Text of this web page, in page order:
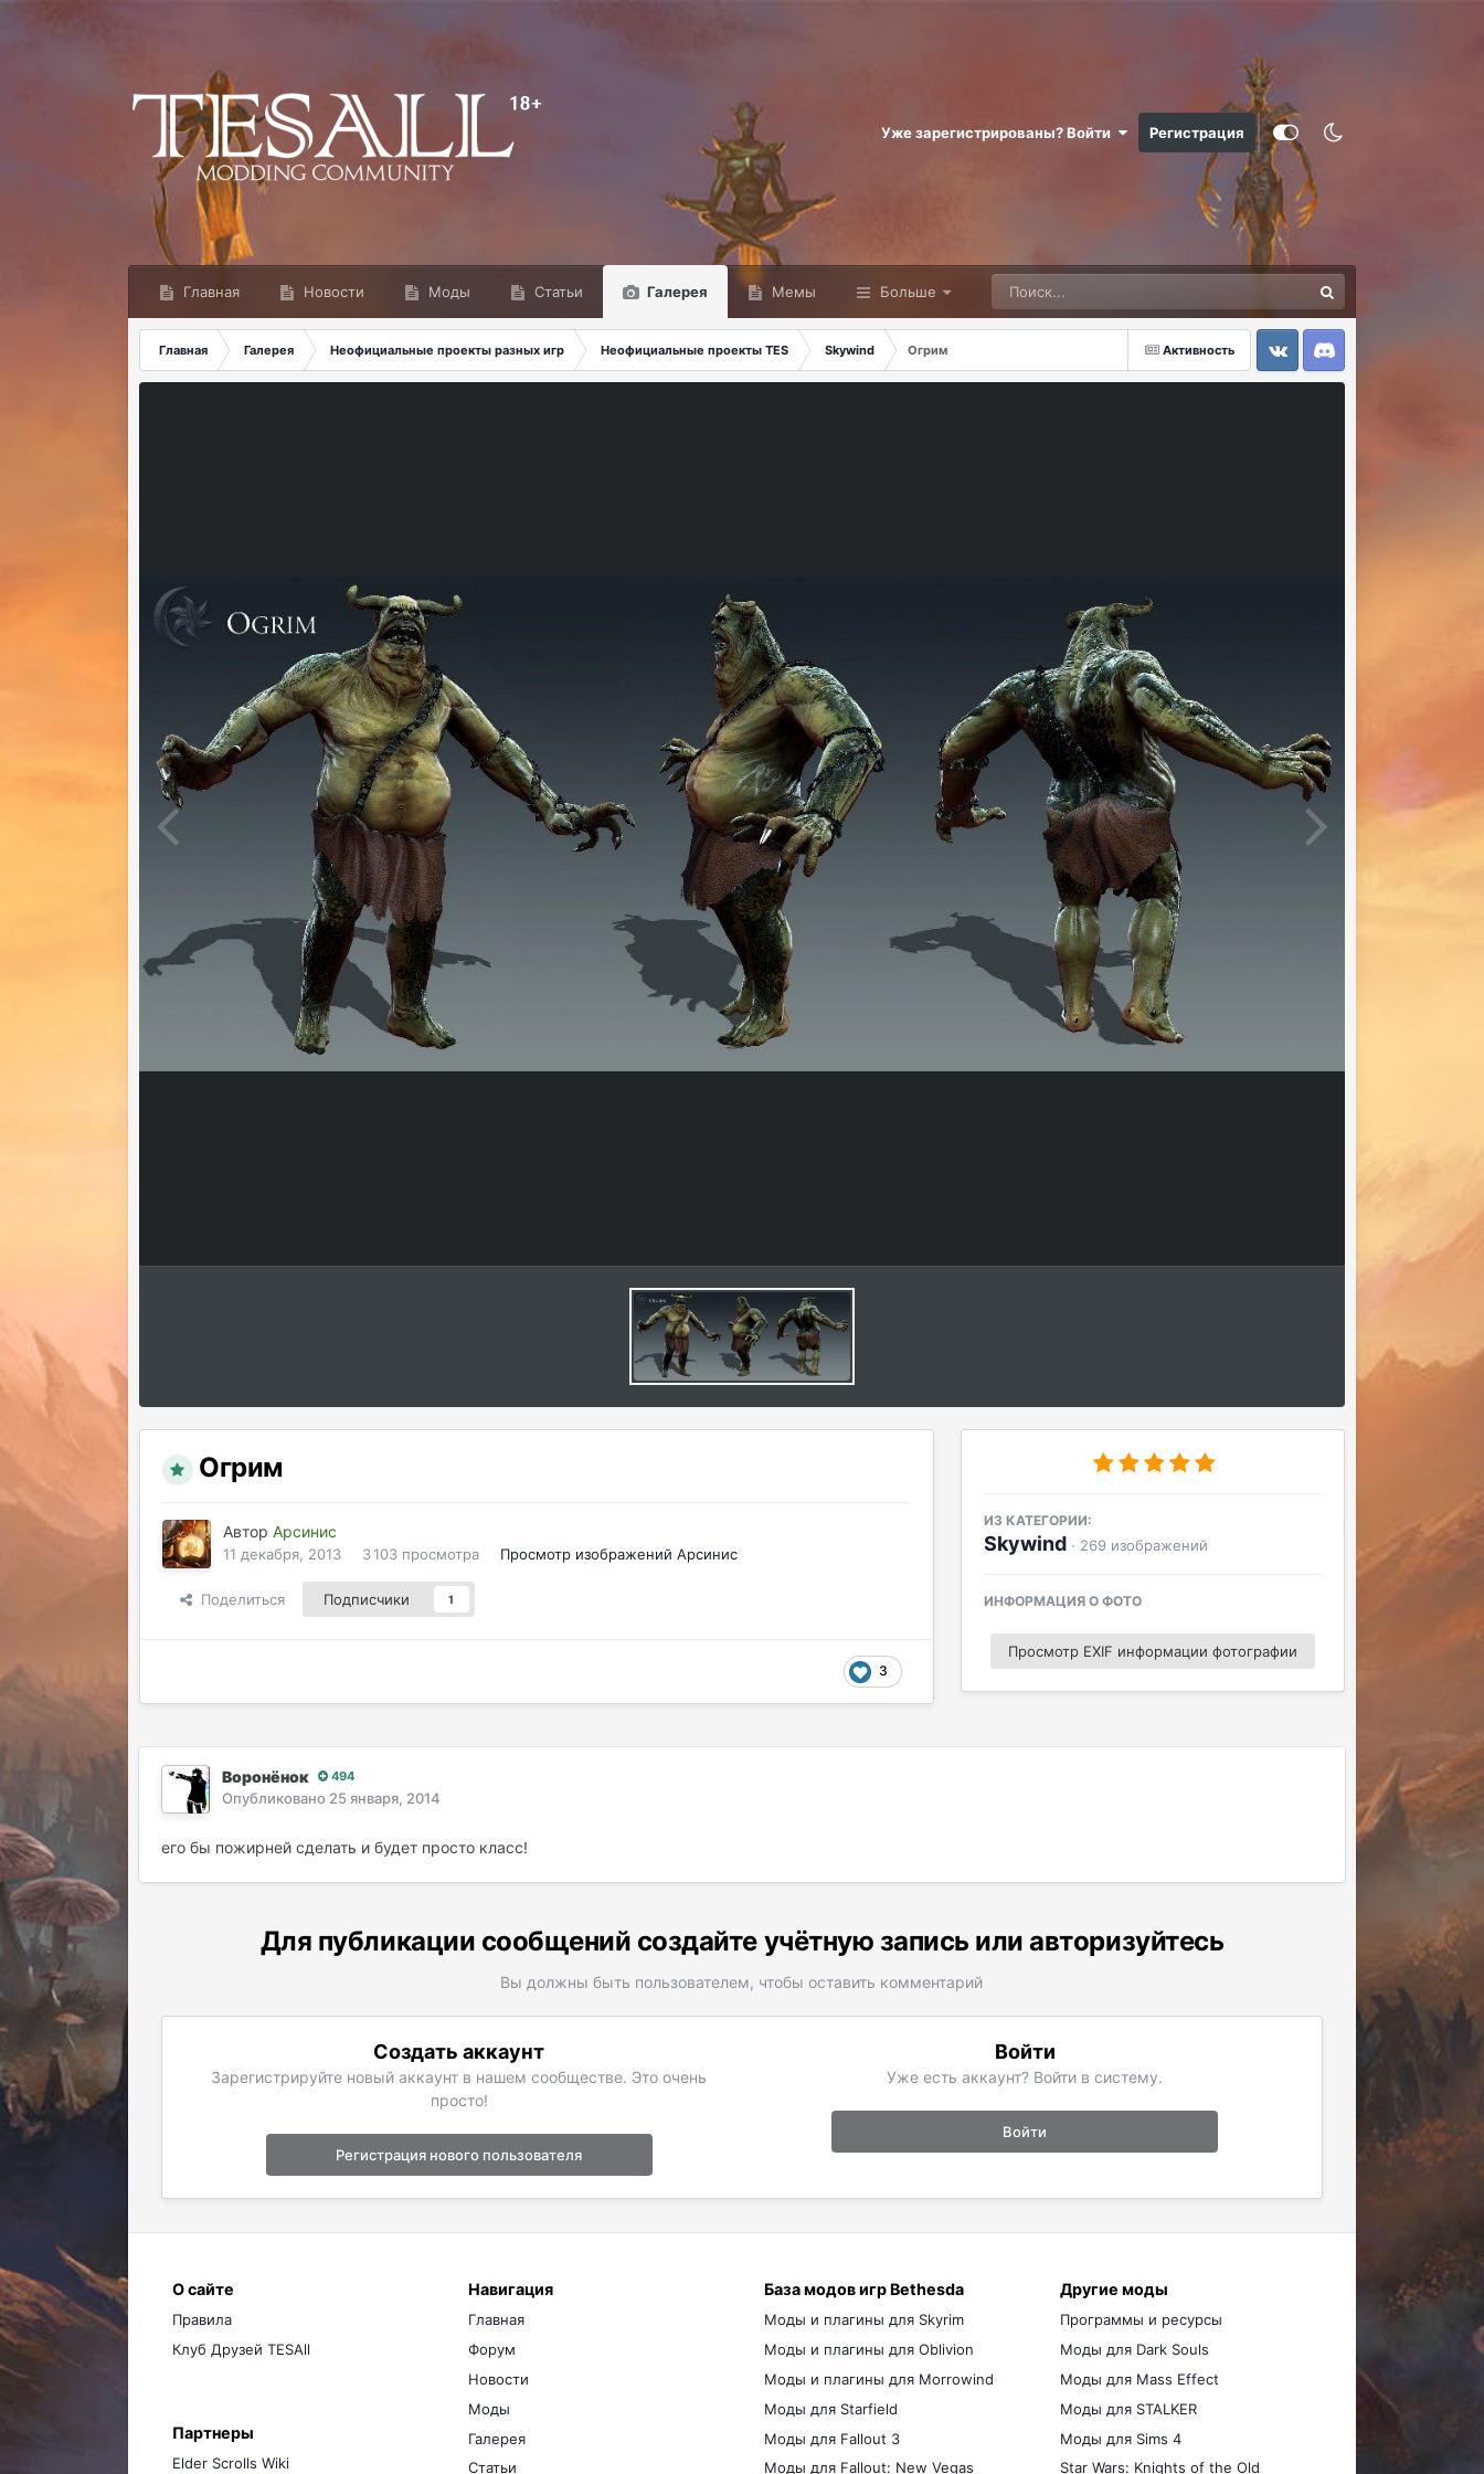
Уже зарегистрированы? Войти Регистрация
Главная Новости Моды Статьи Галерея Мемы Больше
Активность
Главная Галерея Неофициальные проекты разных игр Неофициальные проекты TES Skywind
Огрим
VK
Discord
Огрим
Автор Арсинис
11 декабря, 2013 3 103 просмотра Просмотр изображений Арсинис
Поделиться Подписчики 1
3
ИЗ КАТЕГОРИИ:
Skywind · 269 изображений
ИНФОРМАЦИЯ О ФОТО
Просмотр EXIF информации фотографии
Воронёнок 494
Опубликовано 25 января, 2014
его бы пожирней сделать и будет просто класс!
Для публикации сообщений создайте учётную запись или авторизуйтесь
Вы должны быть пользователем, чтобы оставить комментарий
Создать аккаунт
Зарегистрируйте новый аккаунт в нашем сообществе. Это очень
просто!
Регистрация нового пользователя
Войти
Уже есть аккаунт? Войти в систему.
Войти
О сайте
Правила
Клуб Друзей TESAll
Партнеры
Elder Scrolls Wiki
Навигация
Главная
Форум
Новости
Моды
Галерея
Статьи
База модов игр Bethesda
Моды и плагины для Skyrim
Моды и плагины для Oblivion
Моды и плагины для Morrowind
Моды для Starfield
Моды для Fallout 3
Моды для Fallout: New Vegas
Другие моды
Программы и ресурсы
Моды для Dark Souls
Моды для Mass Effect
Моды для STALKER
Моды для Sims 4
Star Wars: Knights of the Old